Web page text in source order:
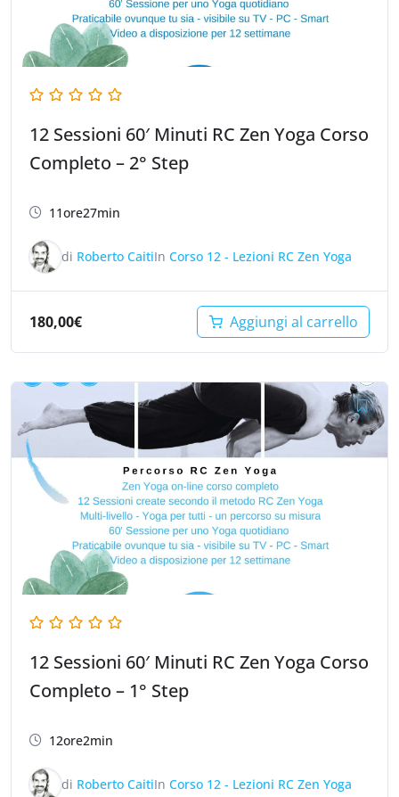
12 Sessioni 60′ Minuti RC Zen Yoga Corso
Completo – 2° Step
11ore27min
di Roberto CaitiIn Corso 12 - Lezioni RC Zen Yoga
180,00€ Aggiungi al carrello
12 Sessioni 60′ Minuti RC Zen Yoga Corso
Completo – 1° Step
12ore2min
di Roberto CaitiIn Corso 12 - Lezioni RC Zen Yoga